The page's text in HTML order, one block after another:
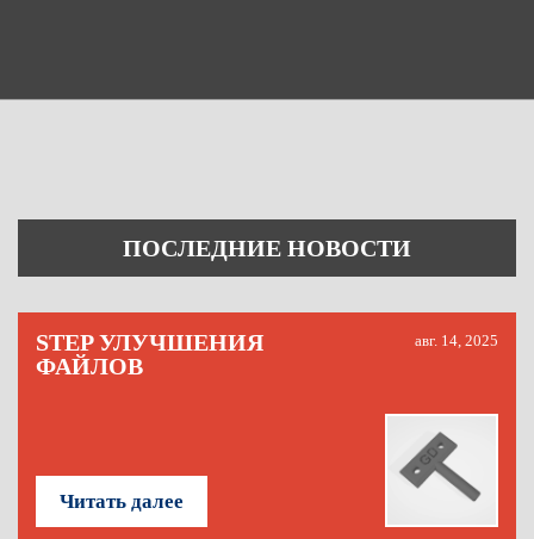
ПОСЛЕДНИЕ НОВОСТИ
STEP УЛУЧШЕНИЯ
ФАЙЛОВ
авг. 14, 2025
Читать далее